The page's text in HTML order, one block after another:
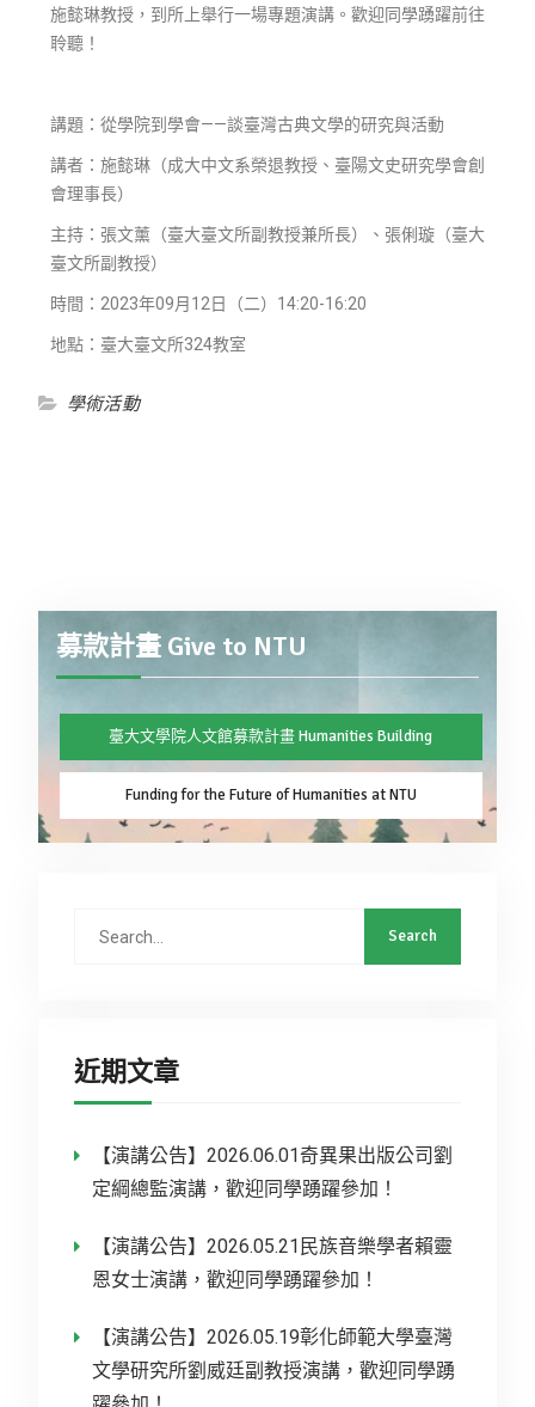
施懿琳教授，到所上舉行一場專題演講。歡迎同學踴躍前往
聆聽！
講題：從學院到學會——談臺灣古典文學的研究與活動
講者：施懿琳（成大中文系榮退教授、臺陽文史研究學會創
會理事長）
主持：張文薰（臺大臺文所副教授兼所長）、張俐璇（臺大
臺文所副教授）
時間：2023年09月12日（二）14:20-16:20
地點：臺大臺文所324教室
學術活動
募款計畫 Give to NTU
臺大文學院人文館募款計畫 Humanities Building
Funding for the Future of Humanities at NTU
近期文章
【演講公告】2026.06.01奇異果出版公司劉
定綱總監演講，歡迎同學踴躍參加！
【演講公告】2026.05.21民族音樂學者賴靈
恩女士演講，歡迎同學踴躍參加！
【演講公告】2026.05.19彰化師範大學臺灣
文學研究所劉威廷副教授演講，歡迎同學踴